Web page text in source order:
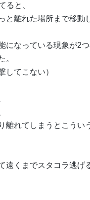
ると、
と離れた場所まで移動
になっている現象が2
。
してこない）
離れてしまうとこうい
遠くまでスタコラ逃げ